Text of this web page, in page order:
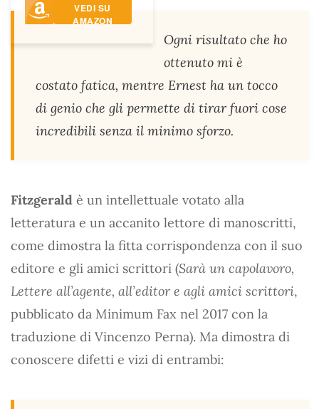
VEDI SU
AMAZON
Ogni risultato che ho
ottenuto mi è
costato fatica, mentre Ernest ha un tocco
di genio che gli permette di tirar fuori cose
incredibili senza il minimo sforzo.
Fitzgerald è un intellettuale votato alla
letteratura e un accanito lettore di manoscritti,
come dimostra la fitta corrispondenza con il suo
editore e gli amici scrittori (Sarà un capolavoro,
Lettere all’agente, all’editor e agli amici scrittori,
pubblicato da Minimum Fax nel 2017 con la
traduzione di Vincenzo Perna). Ma dimostra di
conoscere difetti e vizi di entrambi: